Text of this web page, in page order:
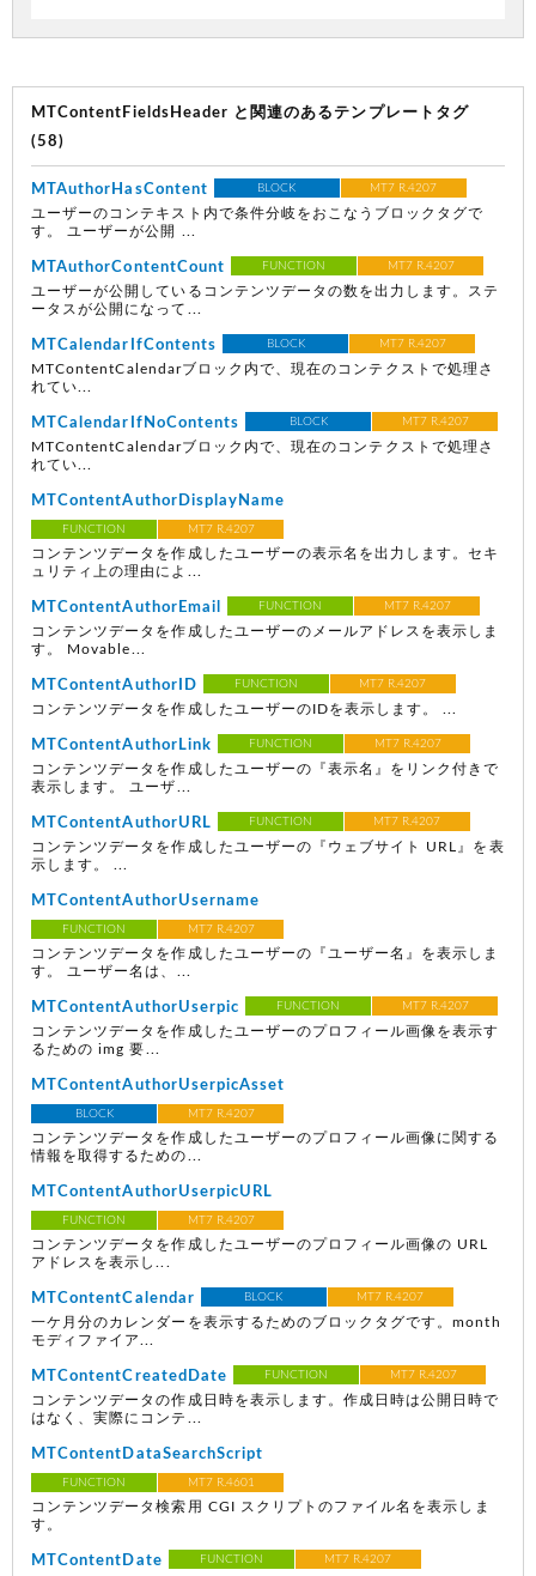
MTContentFieldsHeader と関連のあるテンプレートタグ
(58)
MTAuthorHasContent BLOCK MT7 R.4207
ユーザーのコンテキスト内で条件分岐をおこなうブロックタグで
す。 ユーザーが公開 ...
MTAuthorContentCount FUNCTION MT7 R.4207
ユーザーが公開しているコンテンツデータの数を出力します。ステ
ータスが公開になって...
MTCalendarIfContents BLOCK MT7 R.4207
MTContentCalendarブロック内で、現在のコンテクストで処理さ
れてい...
MTCalendarIfNoContents BLOCK MT7 R.4207
MTContentCalendarブロック内で、現在のコンテクストで処理さ
れてい...
MTContentAuthorDisplayName
FUNCTION MT7 R.4207
コンテンツデータを作成したユーザーの表示名を出力します。セキ
ュリティ上の理由によ...
MTContentAuthorEmail FUNCTION MT7 R.4207
コンテンツデータを作成したユーザーのメールアドレスを表示しま
す。 Movable...
MTContentAuthorID FUNCTION MT7 R.4207
コンテンツデータを作成したユーザーのIDを表示します。 ...
MTContentAuthorLink FUNCTION MT7 R.4207
コンテンツデータを作成したユーザーの『表示名』をリンク付きで
表示します。 ユーザ...
MTContentAuthorURL FUNCTION MT7 R.4207
コンテンツデータを作成したユーザーの『ウェブサイト URL』を表
示します。 ...
MTContentAuthorUsername
FUNCTION MT7 R.4207
コンテンツデータを作成したユーザーの『ユーザー名』を表示しま
す。 ユーザー名は、...
MTContentAuthorUserpic FUNCTION MT7 R.4207
コンテンツデータを作成したユーザーのプロフィール画像を表示す
るための img 要...
MTContentAuthorUserpicAsset
BLOCK MT7 R.4207
コンテンツデータを作成したユーザーのプロフィール画像に関する
情報を取得するための...
MTContentAuthorUserpicURL
FUNCTION MT7 R.4207
コンテンツデータを作成したユーザーのプロフィール画像の URL
アドレスを表示し...
MTContentCalendar BLOCK MT7 R.4207
一ケ月分のカレンダーを表示するためのブロックタグです。month
モディファイア...
MTContentCreatedDate FUNCTION MT7 R.4207
コンテンツデータの作成日時を表示します。作成日時は公開日時で
はなく、実際にコンテ...
MTContentDataSearchScript
FUNCTION MT7 R.4601
コンテンツデータ検索用 CGI スクリプトのファイル名を表示しま
す。
MTContentDate FUNCTION MT7 R.4207